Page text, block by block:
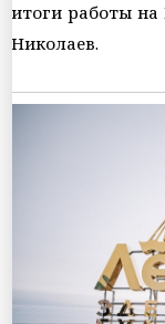
итоги работы
Николаев.